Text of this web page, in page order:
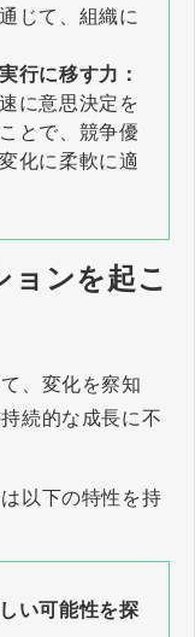
じて、組織に
行に移す力：
に意思決定を
とで、競争優
化に柔軟に適
ョンを起こ
、変化を察知
続的な成長に不
以下の特性を持
い可能性を探